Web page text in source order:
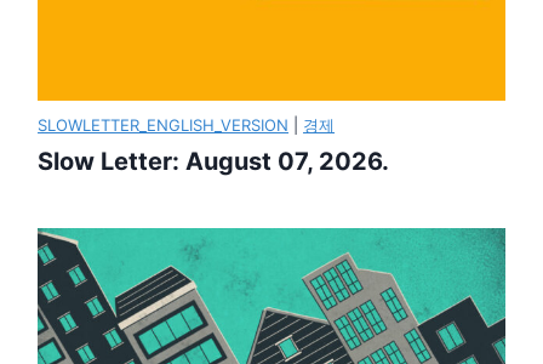
SLOWLETTER_ENGLISH_VERSION 경제
Slow Letter: August 07, 2026.